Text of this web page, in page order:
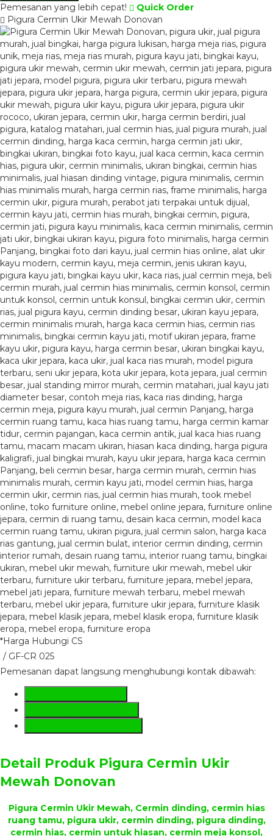
Pemesanan yang lebih cepat!
Quick Order
Pigura Cermin Ukir Mewah Donovan
*Harga Hubungi CS
/ GF-CR 025
Pemesanan dapat langsung menghubungi kontak dibawah:
Detail Produk Pigura Cermin Ukir
Mewah Donovan
Pigura Cermin Ukir Mewah, Cermin dinding, cermin hias
ruang tamu, pigura ukir, cermin dinding, pigura dinding,
cermin hias, cermin untuk hiasan, cermin meja konsol,